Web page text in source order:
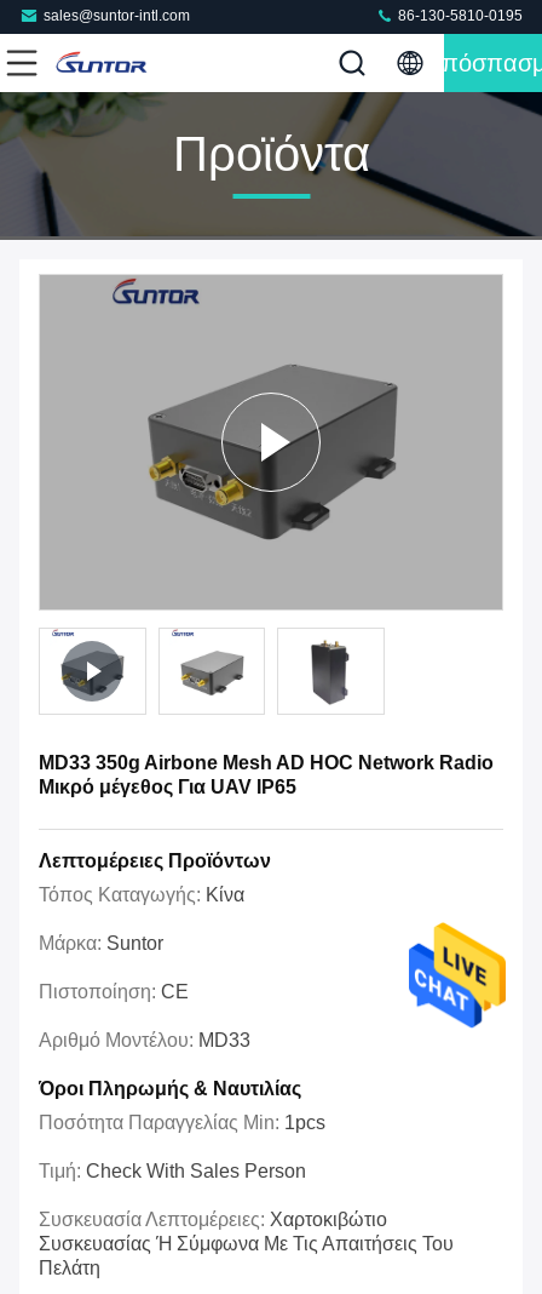
sales@suntor-intl.com 86-130-5810-0195
Προϊόντα
MD33 350g Airbone Mesh AD HOC Network Radio
Μικρό μέγεθος Για UAV IP65
Λεπτομέρειες Προϊόντων
Τόπος Καταγωγής: Κίνα
Μάρκα: Suntor
Πιστοποίηση: CE
Αριθμό Μοντέλου: MD33
Όροι Πληρωμής & Ναυτιλίας
Ποσότητα Παραγγελίας Min: 1pcs
Τιμή: Check With Sales Person
Συσκευασία Λεπτομέρειες: Χαρτοκιβώτιο
Συσκευασίας Ή Σύμφωνα Με Τις Απαιτήσεις Του
Πελάτη